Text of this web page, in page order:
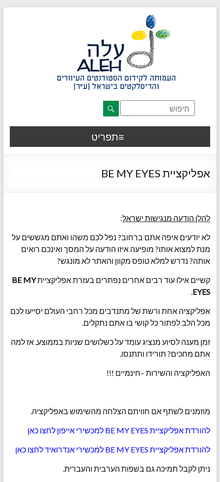
דלג לתוכן רצוי/Skip to content
חלק תחתון באתר
תפריט
אפליקציית BE MY EYES
להלן הודעה מנגישות ישראל:
לא יודעים איפה אתם ברחוב? נפל לכם משהו ואתם מגששים על
מנת למצוא אותו? מופיעה איזו הודעה על המסך ואינכם רואים
אותה? נדרש למלא טופס מקוון והאתר לא מונגש?
קשיים אילו עוד רבים אחרים נפתרים בעזרת אפליקצייתBE MY
EYES
אפליקציה אחת ורשת של מתנדבים מכל רחבי העולם יסייעו לכם
מכל הלב לפתור כל קושי בו אתם נתקלים.
זמן מענה לסיוע מנציג עומד על כשלושים שניות בממוצע, אז למה
אתם מחכים? תורידו ותתנסו.
האפליקציה והשירות –חינמיים !!!
מוזמנים לשתף אם חוויתם הצלחה מהשימוש באפליקציה.
להורדת אפליקציית BE MY EYES למכשירי אייפון לחצו כאן
להורדת אפליקציית BE MY EYES למכשירי אנדרואיד לחצו כאן
ניתן לקבל תמיכה גם בשפות הערבית והעברית.